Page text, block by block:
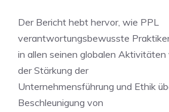
Der Bericht hebt hervor, wie PPL
verantwortungsbewusste
in allen seinen globalen
der Stärkung der
Unternehmensführung und Ethik
Beschleunigung von